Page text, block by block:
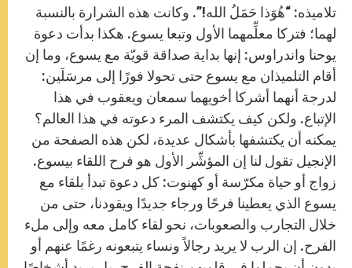
تلاميذه: “هُوَذا حَمَلُ الله!”. وكانت هذه الشرارة بالنسبة
لهما؛ فتركا معلِّمهما الأول وتبعا يسوع. هكذا بدأت دعوة
يوحنا واندراوس: إنها بداية صداقة قويّة مع يسوع، وما إن
أقام التلميذان مع يسوع حتى تحولا فورًا إلى مرسَلَين:
لدرجة أنهما أشركا أخويهما سمعان ويعقوب في هذا
الإتباع. ولكن كيف يكتشف المرء دعوته في هذا العالم؟
يمكنه أن يكتشفها بأشكال عديدة، لكن هذه الصفحة من
الإنجيل تقول لنا إن المؤشِّر الأول هو فرح اللقاء بيسوع.
زواج أو حياة مكرّسة أو كهنوت: كل دعوة تبدأ بلقاء مع
يسوع الذي يعطينا فرحًا ورجاء جديدًا ويقودنا، حتى من
خلال التجارب والصعوبات، نحو لقاء كامل معه وإلى ملء
الفرح. إن الرب لا يريد رجالاً ونساء يتبعونه رغمًا عنهم أو